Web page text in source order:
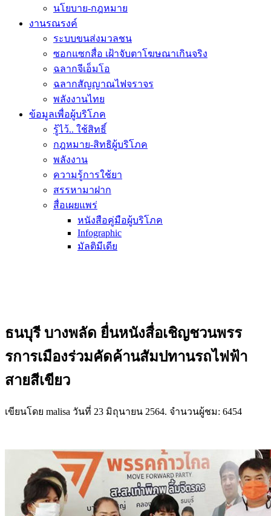
นโยบาย-กฎหมาย
งานรณรงค์
ระบบขนส่งมวลชน
ซอกแซกสื่อ เฝ้าจับตาโฆษณาเกินจริง
ฉลากจีเอ็มโอ
ฉลากสัญญาณไฟจราจร
พลังงานไทย
ข้อมูลเพื่อผู้บริโภค
รู้ไว้.. ใช้สิทธิ์
กฎหมาย-สิทธิผู้บริโภค
พลังงาน
ความรู้การใช้ยา
สรรหามาฝาก
สื่อเผยแพร่
หนังสือคู่มือผู้บริโภค
Infographic
มัลติมีเดีย
ธนบุรี บางพลัด ยื่นหนังสื่อเชิญชวนพรร
รการเมืองร่วมคัดค้านสัมปทานรถไฟฟ้า
สายสีเขียว
เขียนโดย malisa วันที่ 23 มิถุนายน 2564. จำนวนผู้ชม: 6454